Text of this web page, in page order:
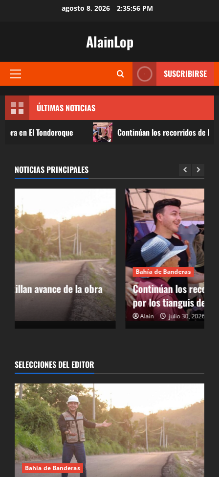
agosto 8, 2026 2:35:57 PM
AlainLop
Menú
SUSCRIBIRSE
ÚLTIMAS NOTICIAS
Continúan los recorridos de Israel Santillan
NOTICIAS PRINCIPALES
Bahía de Banderas
Continúan los recorridos de Israel Santillan
por los tianguis de Bahía De Banderas
julio 30, 2026
SELECCIONES DEL EDITOR
Bahía de Banderas